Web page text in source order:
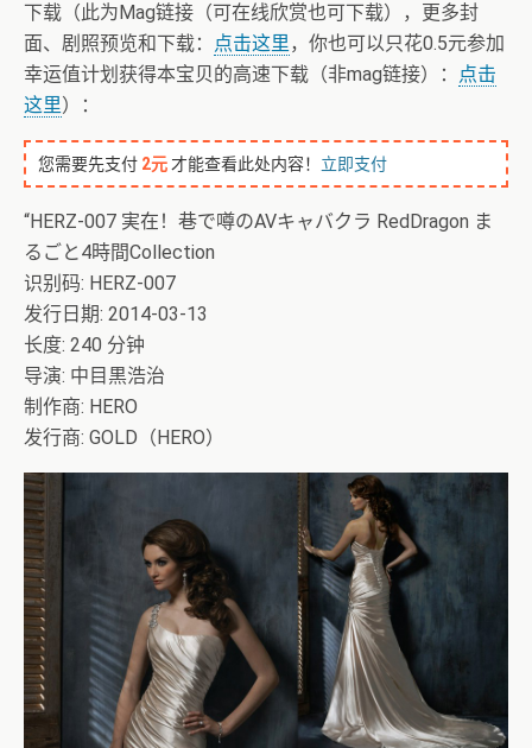
下载（此为Mag链接（可在线欣赏也可下载），更多封
面、剧照预览和下载：
点击这里，你也可以只花0.5元参加
幸运值计划获得本宝贝的高速下载（非mag链接）：
点击
这里）：
您需要先支付 2元 才能查看此处内容！ 立即支付
“HERZ-007 実在！巷で噂のAVキャバクラ RedDragon ま
るごと4時間Collection
识别码: HERZ-007
发行日期: 2014-03-13
长度: 240 分钟
导演: 中目黒浩治
制作商: HERO
发行商: GOLD（HERO）